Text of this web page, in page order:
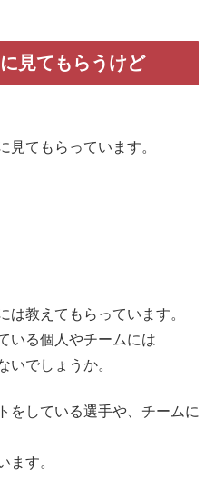
見てもらうけど
見てもらっています。
は教えてもらっています。
いる個人やチームには
いでしょうか。
をしている選手や、チームに
ます。